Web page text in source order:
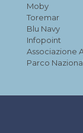
Moby
Toremar
Blu Navy
Infopoint
Associazione
Parco